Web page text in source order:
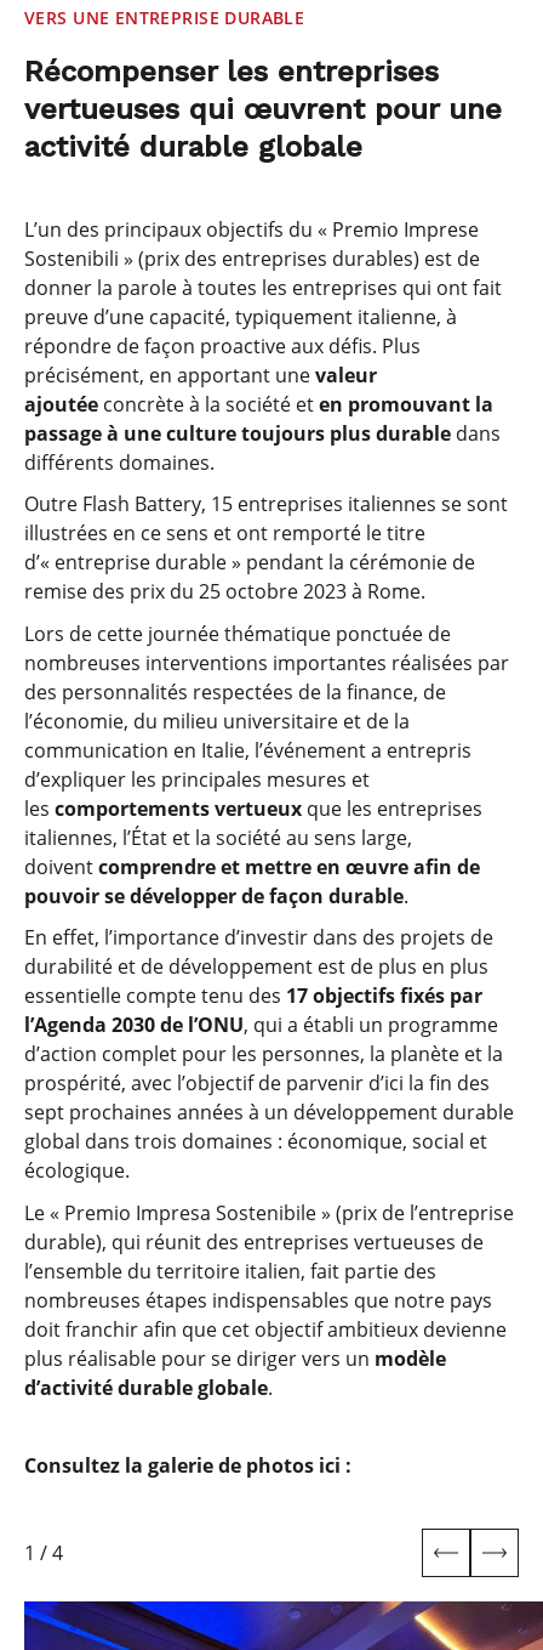
VERS UNE ENTREPRISE DURABLE
Récompenser les entreprises
vertueuses qui œuvrent pour une
activité durable globale
L’un des principaux objectifs du « Premio Imprese
Sostenibili » (prix des entreprises durables) est de
donner la parole à toutes les entreprises qui ont fait
preuve d’une capacité, typiquement italienne, à
répondre de façon proactive aux défis. Plus
précisément, en apportant unevaleur
ajoutée concrète à la société eten promouvant la
passage à une culture toujours plus durable dans
différents domaines.
Outre Flash Battery, 15 entreprises italiennes se sont
illustrées en ce sens et ont remporté le titre
d’« entreprise durable » pendant la cérémonie de
remise des prix du 25 octobre 2023 à Rome.
Lors de cette journée thématique ponctuée de
nombreuses interventions importantes réalisées par
des personnalités respectées de la finance, de
l’économie, du milieu universitaire et de la
communication en Italie, l’événement a entrepris
d’expliquer les principales mesures et
les comportements vertueux que les entreprises
italiennes, l’État et la société au sens large,
doiventcomprendre et mettre en œuvre afin de
pouvoir se développer de façon durable.
En effet, l’importance d’investir dans des projets de
durabilité et de développement est de plus en plus
essentielle compte tenu des 17 objectifs fixés par
l’Agenda 2030 de l’ONU, qui a établi un programme
d’action complet pour les personnes, la planète et la
prospérité, avec l’objectif de parvenir d’ici la fin des
sept prochaines années à un développement durable
global dans trois domaines : économique, social et
écologique.
Le « Premio Impresa Sostenibile » (prix de l’entreprise
durable), qui réunit des entreprises vertueuses de
l’ensemble du territoire italien, fait partie des
nombreuses étapes indispensables que notre pays
doit franchir afin que cet objectif ambitieux devienne
plus réalisable pour se diriger vers un modèle
d’activité durable globale.
Consultez la galerie de photos ici :
1 /4